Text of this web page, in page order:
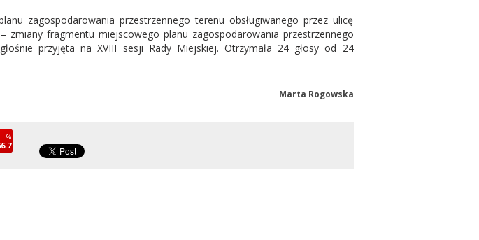
zagospodarowania przestrzennego terenu obsługiwanego przez ulicę
– zmiany fragmentu miejscowego planu zagospodarowania przestrzennego
przyjęta na XVIII sesji Rady Miejskiej. Otrzymała 24 głosy od 24
Marta Rogowska
%